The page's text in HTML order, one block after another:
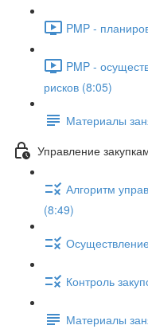
PMP -
PMP -
рисков (8:05)
Материалы
Управление
Алгоритм
(8:49)
Контроль
Материалы